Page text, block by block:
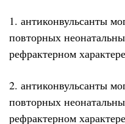
1. антиконвульсанты
повторных
рефрактерном
2. антиконвульсанты
повторных
рефрактерном